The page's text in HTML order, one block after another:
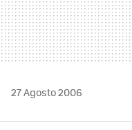
27 Agosto 2006